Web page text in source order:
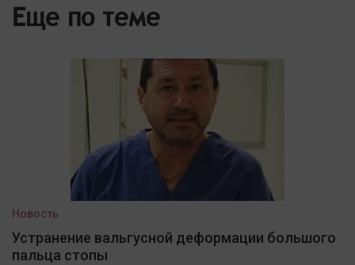
Еще по теме
Новость
Устранение вальгусной деформации большого
пальца стопы